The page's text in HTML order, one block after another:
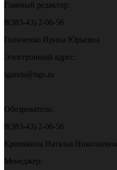
Главный редактор:
8(383-43) 2-06-56
Голиченко Ирина Юрьевна
Электронный адрес:
igazeta@ngs.ru
Обозреватель:
8(383-43) 2-06-56
Кривякина Наталья Николаевна
Менеджер: